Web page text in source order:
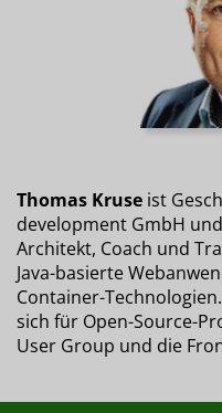
Thomas Kruse ist
development GmbH
Architekt, Coach und
Java-basierte
Container-
sich für Open-Source-
User Group und die